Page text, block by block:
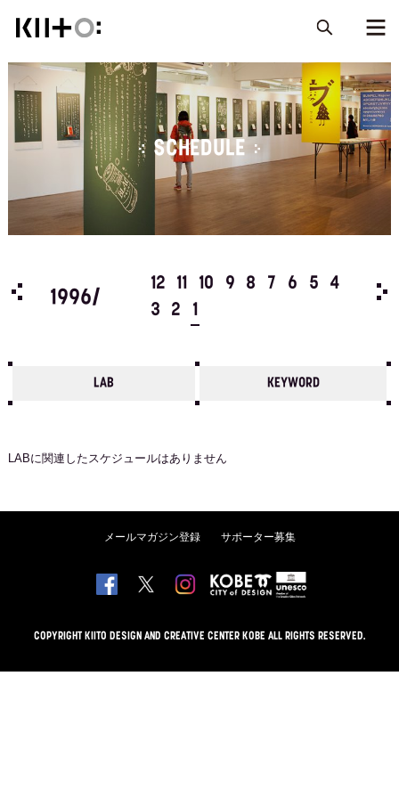
SCHEDULE
4
1996/
12 11 10 9 8 7 6 5
4
3
2 1
LAB KEYWORD
LABに関連したスケジュールはありません
メールマガジン登録 サポーター募集
COPYRIGHT KIITO DESIGN AND CREATIVE CENTER KOBE ALL RIGHTS RESERVED.